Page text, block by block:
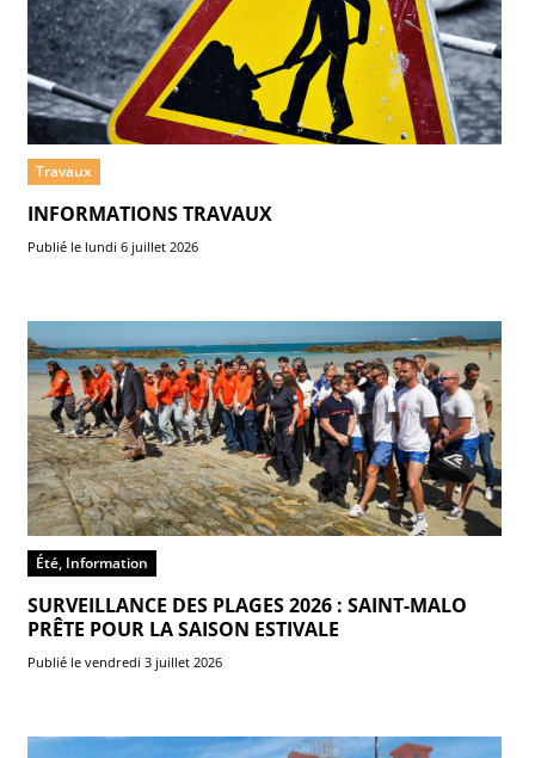
Travaux
INFORMATIONS TRAVAUX
Publié le lundi 6 juillet 2026
Été, Information
SURVEILLANCE DES PLAGES 2026 : SAINT-MALO
PRÊTE POUR LA SAISON ESTIVALE
Publié le vendredi 3 juillet 2026